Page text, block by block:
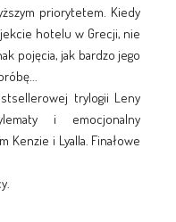
priorytetem. Kiedy
hotelu w Grecji, nie
pojęcia, jak bardzo jego
trylogii Leny
i emocjonalny
Kenzie i Lyalla. Finałowe